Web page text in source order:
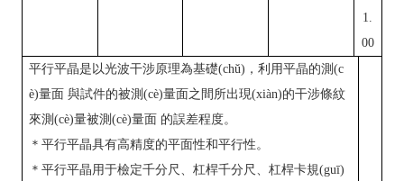
1.
00
平行平晶是以光波干涉原理為基礎(chǔ)，利用平晶的測(c
è)量面 與試件的被測(cè)量面之間所出現(xiàn)的干涉條紋
來測(cè)量被測(cè)量面 的誤差程度。
＊平行平晶具有高精度的平面性和平行性。
＊平行平晶用于檢定千分尺、杠桿千分尺、杠桿卡規(guī)